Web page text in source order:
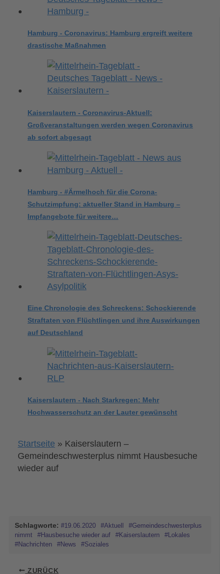
Hamburg - Coronavirus: Hamburg ergreift weitere
drastische Maßnahmen
Kaiserslautern - Coronavirus-Aktuell:
Großveranstaltungen werden wegen Coronavirus
ab sofort abgesagt
Hamburg - #Ärmelhoch für die Corona-
Schutzimpfung: aktueller Stand in Hamburg –
Impfangebote für weitere…
Eine Chronologie des Schreckens: Schockierende
Straftaten von Flüchtlingen und ihre Auswirkungen
auf Deutschland
Kaiserslautern - Nach Starkregen: Mehr
Hochwasserschutz an der Lauter gewünscht
Startseite » Kaiserslautern –
Gemeindeschwesterplus nimmt Hausbesuche
wieder auf
Schlagworte: #19.06.2020 #Aktuell
#Gemeindeschwesterplus
nimmt
#Hausbesuche wieder auf #Kaiserslautern
#Lokales
#Nachrichten
#News #Soziales
ZURÜCK